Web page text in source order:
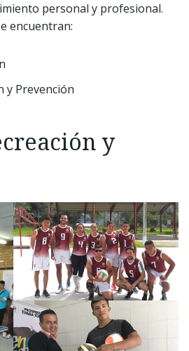
personal y profesional.
encuentran:
y Prevención
y